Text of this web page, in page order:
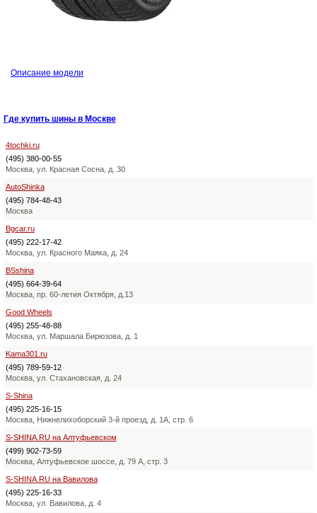
Описание модели
Где купить шины в Москве
4tochki.ru
(495) 380-00-55
Москва, ул. Красная Сосна, д. 30
AutoShinka
(495) 784-48-43
Москва
Bgcar.ru
(495) 222-17-42
Москва, ул. Красного Маяка, д. 24
BSshina
(495) 664-39-64
Москва, пр. 60-летия Октября, д.13
Good Wheels
(495) 255-48-88
Москва, ул. Маршала Бирюзова, д. 1
Kama301.ru
(495) 789-59-12
Москва, ул. Стахановская, д. 24
S-Shina
(495) 225-16-15
Москва, Нижнелихоборский 3-й проезд, д. 1А, стр. 6
S-SHINA.RU на Алтуфьевском
(499) 902-73-59
Москва, Алтуфьевское шоссе, д. 79 А, стр. 3
S-SHINA.RU на Вавилова
(495) 225-16-33
Москва, ул. Вавилова, д. 4